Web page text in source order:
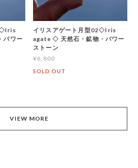
パワー
イリスアゲート月型02◇Iris
agate ◇ 天然石・鉱物・パワー
ストーン
¥6,800
SOLD OUT
VIEW MORE